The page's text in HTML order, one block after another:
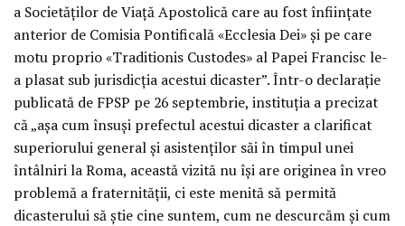
a Societăților de Viață Apostolică care au fost înființate
anterior de Comisia Pontificală «Ecclesia Dei» și pe care
motu proprio «Traditionis Custodes» al Papei Francisc le-
a plasat sub jurisdicția acestui dicaster”. Într-o declarație
publicată de FPSP pe 26 septembrie, instituția a precizat
că „așa cum însuși prefectul acestui dicaster a clarificat
superiorului general și asistenților săi în timpul unei
întâlniri la Roma, această vizită nu își are originea în vreo
problemă a fraternității, ci este menită să permită
dicasterului să știe cine suntem, cum ne descurcăm și cum